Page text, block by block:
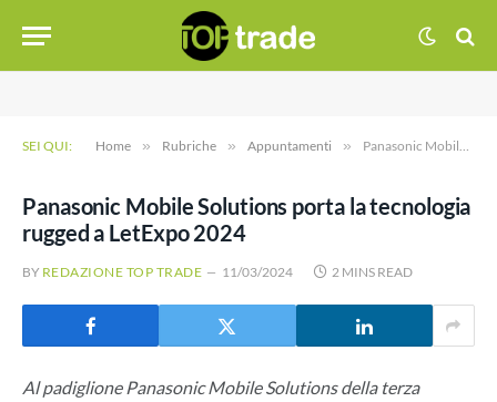
SEI QUI: Home » Rubriche » Appuntamenti » Panasonic Mobile Solutions porta la tecnologia rugged a LetExpo 2024
Panasonic Mobile Solutions porta la tecnologia
rugged a LetExpo 2024
BY REDAZIONE TOP TRADE 11/03/2024 2 MINS READ
Al padiglione Panasonic Mobile Solutions della terza